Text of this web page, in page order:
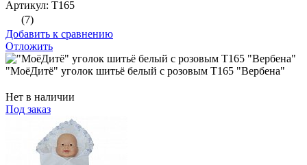
Артикул: Т165
(7)
Добавить к сравнению
Отложить
"МоёДитё" уголок шитьё белый с розовым Т165 "Вербена"
Нет в наличии
Под заказ